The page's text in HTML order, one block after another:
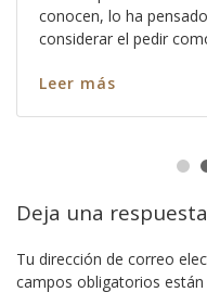
conocen, lo ha
considerar el pedir
Leer más
Deja una respuesta
Tu dirección de correo
campos obligatorios